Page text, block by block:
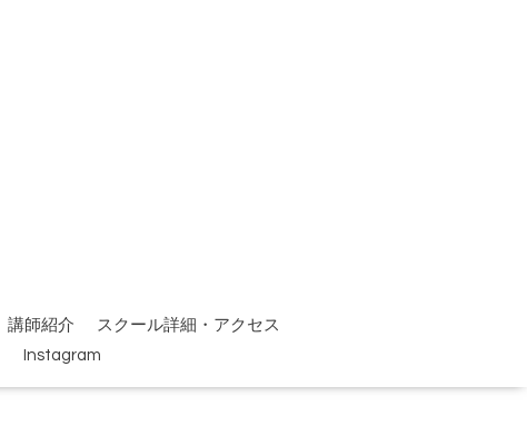
講師紹介
スクール詳細・アクセス
Instagram